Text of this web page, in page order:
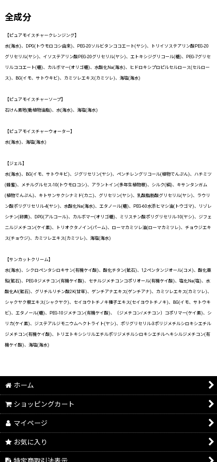
全成分
【ピュアモイスチャークレンジング】
水(海水)、DPG(トウモロコシ由来)、PEG-20ソルビタンココエート(ヤシ)、トリイソステアリン酸PEG-20
グリセリル(ヤシ)、イソステアリン酸PEG-20グリセリル(ヤシ)、エトキシジグリコール(糖)、PEG-7グリセ
リルココエート(糖)、カルボマー(オリゴ糖)、水酸化Na(海水)、ヒドロキシプロピルセルロース(セルロー
ス)、BG(イモ、サトウキビ)、カミツレエキス(カミツレ)、海塩(海水)
【ピュアモイスチャーソープ】
石けん素地(動植物油脂)、水(海水)、海塩(海水)
【ピュアモイスチャーウォーター】
水(海水)、海塩(海水)
【ジェル】
水(海水)、BG(イモ、サトウキビ)、ジグリセリン(ヤシ)、ペンチレングリコール(植物でんぷん)、ハチミツ
(蜂蜜)、メチルグルセス-10(トウモロコシ)、アラントイン(多年生植物根)、シルク(絹)、キサンタンガム
(植物でんぷん)、キトサンサクシナミド(カニ)、グリセリン(ヤシ)、乳酸脂肪酸グリセリル(ヤシ)、ラウリ
ン酸ポリグリセリル-4(ヤシ)、水酸化Na(海水)、エタノール(糖)、PEG-60水添ヒマシ油(トウゴマ)、リゾレ
シチン(卵黄)、DPG(アルコール)、カルボマー(オリゴ糖)、ミリスチン酸ポリグリセリル-10(ヤシ)、ジフェ
ニルジメチコン(ケイ素)、トリオクタノイン(パーム)、ローマカミツレ油(ローマカミツレ)、チョウジエキ
ス(チョウジ)、カミツレエキス(カミツレ)、海塩(海水)
【サンカットクリーム】
水(海水)、シクロペンタシロキサン(有機ケイ酸)、酸化チタン(鉱石)、1,2ペンタンジオール(コメ)、酸化亜
鉛(鉱石)、PEG-9ジメチコン(有機ケイ酸)、セチルジメチコンコポリオール(有機ケイ酸)、塩化Na(塩)、水
酸化Al(鉱石)、グリチルリチン酸2K(甘草)、ゲンチアナエキス(ゲンチアナ)、カミツレエキス(カミツレ)、
シャクヤク根エキス(シャクヤク)、セイヨウトチノキ種子エキス(セイヨウトチノキ)、BG(イモ、サトウキ
ビ)、エタノール(糖)、PEG-10ジメチコン(有機ケイ酸)、〔ジメチコン/メチコン〕コポリマー(ケイ素)、シ
リカ(ケイ素)、ジステアルジモニウムヘクトライト(ヤシ)、ポリグリセリル-3ポリジメチルシロキシエチル
ジメチコン(有機ケイ酸)、トリエトキシシリルエチルポリジメチルシロキシエチルヘキシルジメチコン(有
機ケイ酸)、海塩(海水)
ホーム
ショッピングカート
マイページ
お気に入り